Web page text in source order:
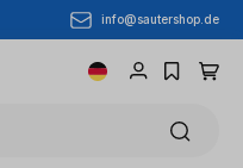
info@sautershop.de